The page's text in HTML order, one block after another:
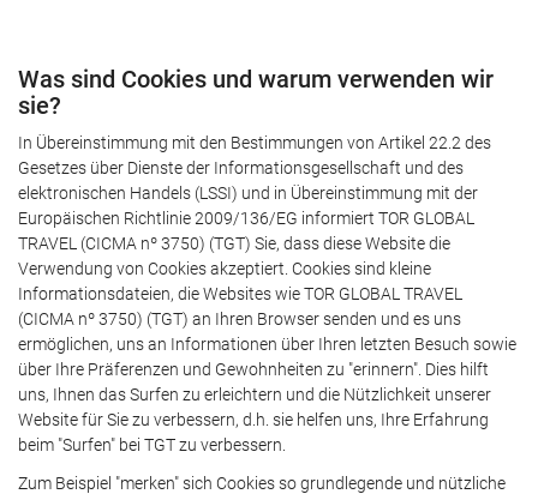
Was sind Cookies und warum verwenden wir
sie?
In Übereinstimmung mit den Bestimmungen von Artikel 22.2 des
Gesetzes über Dienste der Informationsgesellschaft und des
elektronischen Handels (LSSI) und in Übereinstimmung mit der
Europäischen Richtlinie 2009/136/EG informiert TOR GLOBAL
TRAVEL (CICMA nº 3750) (TGT) Sie, dass diese Website die
Verwendung von Cookies akzeptiert. Cookies sind kleine
Informationsdateien, die Websites wie TOR GLOBAL TRAVEL
(CICMA nº 3750) (TGT) an Ihren Browser senden und es uns
ermöglichen, uns an Informationen über Ihren letzten Besuch sowie
über Ihre Präferenzen und Gewohnheiten zu "erinnern". Dies hilft
uns, Ihnen das Surfen zu erleichtern und die Nützlichkeit unserer
Website für Sie zu verbessern, d.h. sie helfen uns, Ihre Erfahrung
beim "Surfen" bei TGT zu verbessern.
Zum Beispiel "merken" sich Cookies so grundlegende und nützliche